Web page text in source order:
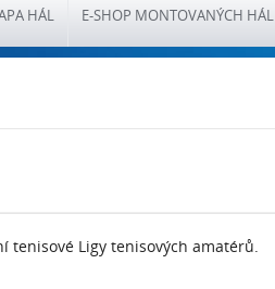
HÁL E-SHOP MONTOVANÝCH HÁL
tenisové Ligy tenisových amatérů.